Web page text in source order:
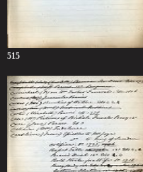
515